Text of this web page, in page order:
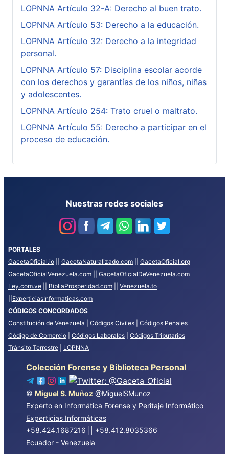
LOPNNA Artículo 32-A: Derecho al buen trato.
LOPNNA Artículo 53: Derecho a la educación.
LOPNNA Artículo 32: Derecho a la integridad
personal.
LOPNNA Artículo 57: Disciplina escolar acorde
con los derechos y garantías de los niños, niñas
y adolescentes.
LOPNNA Artículo 254: Trato cruel o maltrato.
LOPNNA Artículo 55: Derecho a participar en el
proceso de educación.
Nuestras redes sociales
PORTALES
GacetaOficial.io
GacetaNaturalizado.com
GacetaOficial.org
GacetaOficialVenezuela.com
GacetaOficialDeVenezuela.com
Ley.com.ve
BibliaProsperidad.com
Venezuela.to
ExperticiasInformaticas.com
CÓDIGOS CONCORDADOS
Constitución de Venezuela
Códigos Civiles
Códigos Penales
Código de Comercio
Códigos Laborales
Códigos Tributarios
Tránsito Terrestre
LOPNNA
Colección Forense y Biblioteca Personal
© Miguel S. Muñoz @MiguelSMunoz
Experto en Informática Forense y Peritaje Informático
Experticias Informáticas
+58.424.1687216
+58.412.8035366
Ecuador - Venezuela